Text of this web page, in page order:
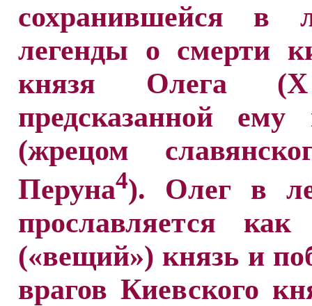
сохранившейся в
легенды о смерти
князя Олега
предсказанной ему
(жрецом
Перуна4). Олег в
прославляется
(«вещий») князь и
врагов Киевского